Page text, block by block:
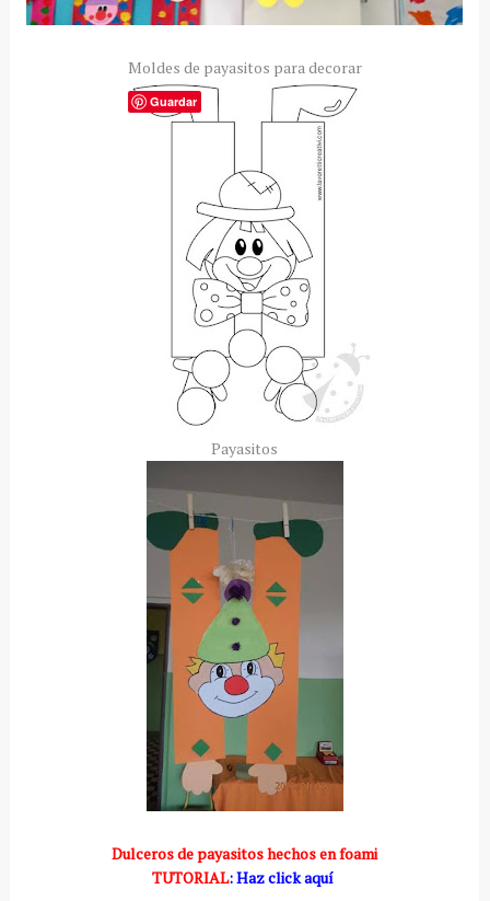
Moldes de payasitos para decorar
Payasitos
Dulceros de payasitos hechos en foami
TUTORIAL: Haz click aquí
Guardar